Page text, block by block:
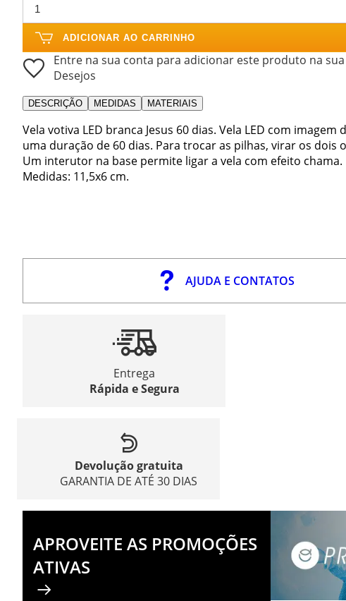
ADICIONAR AO CARRINHO
Entre na sua conta para adicionar este produto na
Desejos
DESCRIÇÃO MEDIDAS MATERIAIS
Vela votiva LED branca Jesus 60 dias. Vela LED com imagem
uma duração de 60 dias. Para trocar as pilhas, virar os dois
Um interutor na base permite ligar a vela com efeito chama.
Medidas: 11,5x6 cm.
AJUDA E CONTATOS
Entrega
Rápida e Segura
Devolução gratuita
GARANTIA DE ATÉ 30 DIAS
APROVEITE AS PROMOÇÕES
ATIVAS